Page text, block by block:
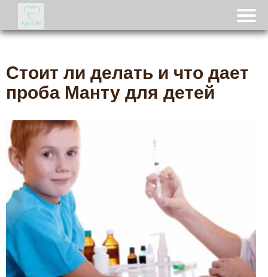
Стоит ли делать и что дает
проба Манту для детей